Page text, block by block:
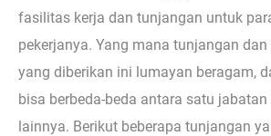
fasilitas kerja dan tunjangan untuk
pekerjanya. Yang mana tunjangan
yang diberikan ini lumayan beragam,
bisa berbeda-beda antara satu
lainnya. Berikut beberapa tunjangan